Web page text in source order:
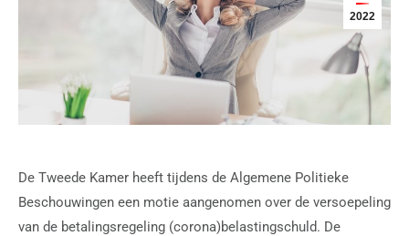
2022
De Tweede Kamer heeft tijdens de Algemene Politieke
Beschouwingen een motie aangenomen over de versoepeling
van de betalingsregeling (corona)belastingschuld. De